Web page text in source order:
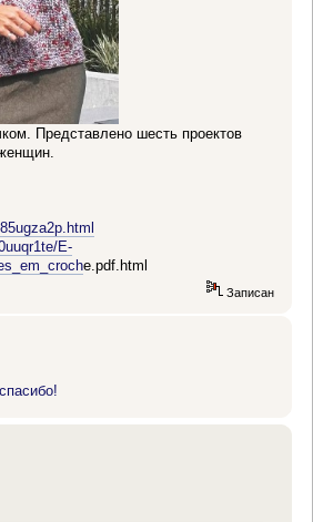
Представлено шесть проектов
E-
е.pdf.html
Записан